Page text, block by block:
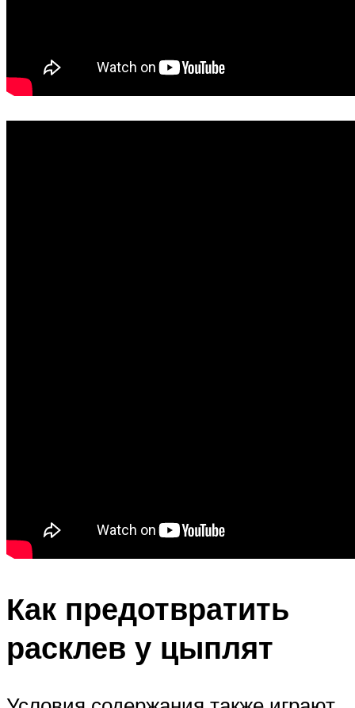
Как предотвратить
расклев у цыплят